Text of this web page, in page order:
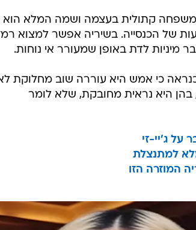
למשפחה קתולית בעצמה ושמה המלא הוא
של הכנסייה. בשיריה אפשר למצוא
לדת באופן שמעורר אי נוחות.
כי אמש היא עוררה שוב מחלוקת
היא נראית מחובקת, שלא לומר
על ג'יי-זי
המוזרה הזו